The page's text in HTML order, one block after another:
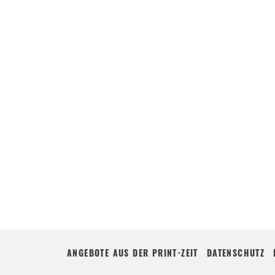
ANGEBOTE AUS DER PRINT-ZEIT DATENSCHUTZ